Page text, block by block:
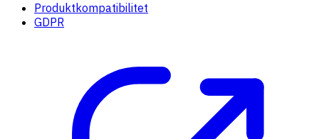
Produktkompatibilitet
GDPR